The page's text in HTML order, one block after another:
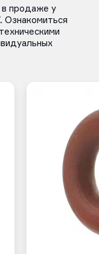
в продаже у
Ознакомиться